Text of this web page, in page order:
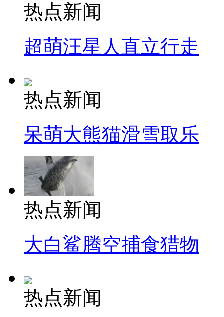
热点新闻
超萌汪星人直立行走
热点新闻
呆萌大熊猫滑雪取乐
热点新闻
大白鲨腾空捕食猎物
热点新闻